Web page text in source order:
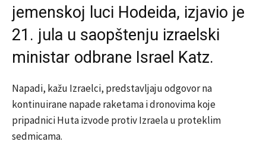
jemenskoj luci Hodeida, izjavio je
21. jula u saopštenju izraelski
ministar odbrane Israel Katz.
Napadi, kažu Izraelci, predstavljaju odgovor na
kontinuirane napade raketama i dronovima koje
pripadnici Huta izvode protiv Izraela u proteklim
sedmicama.